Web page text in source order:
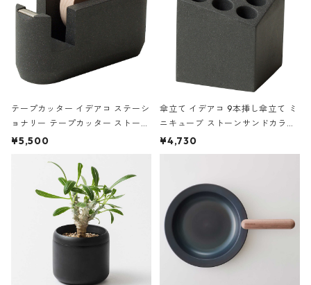
テープカッター イデアコ ステーシ
ョナリー テープカッター ストーン
サンドカラー 石調 ideaco Station
¥5,500
傘立て イデアコ 9本挿し傘立て ミ
ニキューブ ストーンサンドカラー
石調 ideaco Umbrella Stand CUB
E ストーンサンドブラック
¥4,730